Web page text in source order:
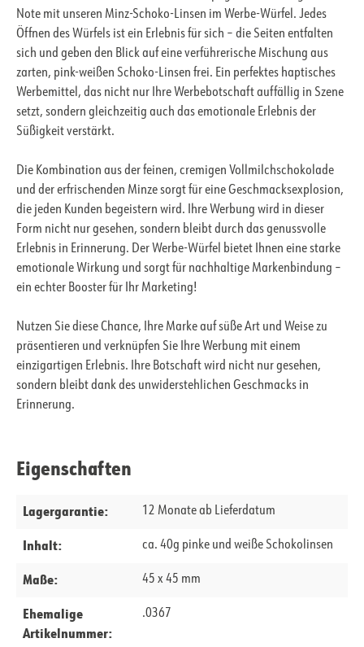
Note mit unseren Minz-Schoko-Linsen im Werbe-Würfel. Jedes
Öffnen des Würfels ist ein Erlebnis für sich – die Seiten entfalten
sich und geben den Blick auf eine verführerische Mischung aus
zarten, pink-weißen Schoko-Linsen frei. Ein perfektes haptisches
Werbemittel, das nicht nur Ihre Werbebotschaft auffällig in Szene
setzt, sondern gleichzeitig auch das emotionale Erlebnis der
Süßigkeit verstärkt.
Die Kombination aus der feinen, cremigen Vollmilchschokolade
und der erfrischenden Minze sorgt für eine Geschmacksexplosion,
die jeden Kunden begeistern wird. Ihre Werbung wird in dieser
Form nicht nur gesehen, sondern bleibt durch das genussvolle
Erlebnis in Erinnerung. Der Werbe-Würfel bietet Ihnen eine starke
emotionale Wirkung und sorgt für nachhaltige Markenbindung –
ein echter Booster für Ihr Marketing!
Nutzen Sie diese Chance, Ihre Marke auf süße Art und Weise zu
präsentieren und verknüpfen Sie Ihre Werbung mit einem
einzigartigen Erlebnis. Ihre Botschaft wird nicht nur gesehen,
sondern bleibt dank des unwiderstehlichen Geschmacks in
Erinnerung.
Eigenschaften
Lagergarantie: 12 Monate ab Lieferdatum
Inhalt: ca. 40g pinke und weiße Schokolinsen
Maße: 45 x 45 mm
Ehemalige
Artikelnummer:
.0367